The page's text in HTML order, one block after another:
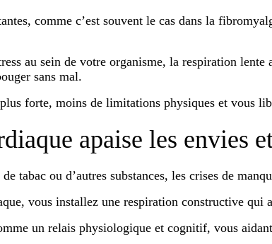
comme c’est souvent le cas dans la
au sein de votre organisme, la respiration
sans mal.
forte, moins de limitations physiques et vous
apaise les envies
tabac ou d’autres substances, les crises de
vous installez une respiration constructive qui
un relais physiologique et cognitif, vous